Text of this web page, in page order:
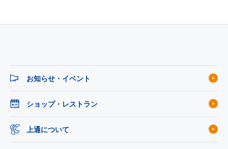
お知らせ・イベント
ショップ・レストラン
上通について